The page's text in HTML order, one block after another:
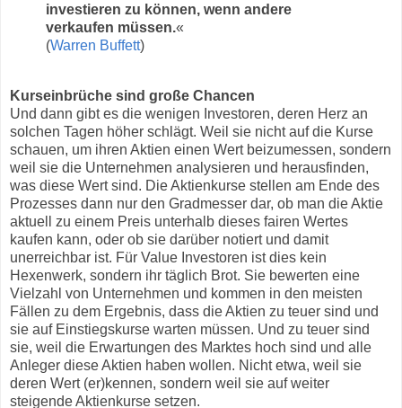
investieren zu können, wenn andere
verkaufen müssen.«
(Warren Buffett)
Kurseinbrüche sind große Chancen
Und dann gibt es die wenigen Investoren, deren Herz an
solchen Tagen höher schlägt. Weil sie nicht auf die Kurse
schauen, um ihren Aktien einen Wert beizumessen, sondern
weil sie die Unternehmen analysieren und herausfinden,
was diese Wert sind. Die Aktienkurse stellen am Ende des
Prozesses dann nur den Gradmesser dar, ob man die Aktie
aktuell zu einem Preis unterhalb dieses fairen Wertes
kaufen kann, oder ob sie darüber notiert und damit
unerreichbar ist. Für Value Investoren ist dies kein
Hexenwerk, sondern ihr täglich Brot. Sie bewerten eine
Vielzahl von Unternehmen und kommen in den meisten
Fällen zu dem Ergebnis, dass die Aktien zu teuer sind und
sie auf Einstiegskurse warten müssen. Und zu teuer sind
sie, weil die Erwartungen des Marktes hoch sind und alle
Anleger diese Aktien haben wollen. Nicht etwa, weil sie
deren Wert (er)kennen, sondern weil sie auf weiter
steigende Aktienkurse setzen.